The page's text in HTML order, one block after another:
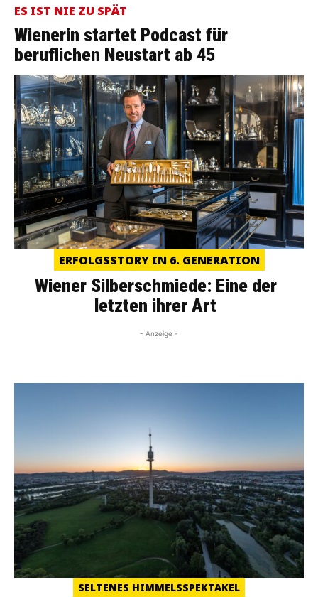
ES IST NIE ZU SPÄT
Wienerin startet Podcast für
beruflichen Neustart ab 45
ERFOLGSSTORY IN 6. GENERATION
Wiener Silberschmiede: Eine der
letzten ihrer Art
- Anzeige -
SELTENES HIMMELSSPEKTAKEL